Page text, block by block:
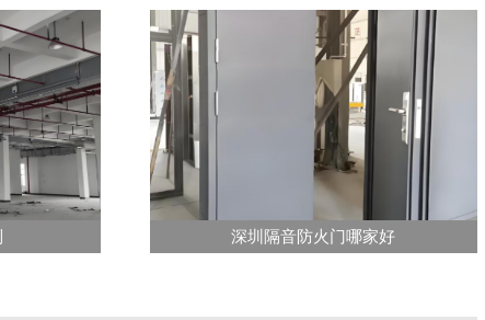
深圳隔音防火门哪家好